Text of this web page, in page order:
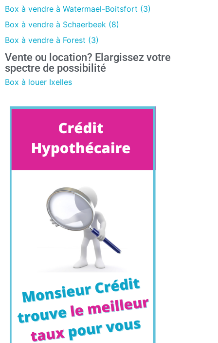
Box à vendre à Watermael-Boitsfort (3)
Box à vendre à Schaerbeek (8)
Box à vendre à Forest (3)
Vente ou location? Elargissez votre
spectre de possibilité
Box à louer Ixelles